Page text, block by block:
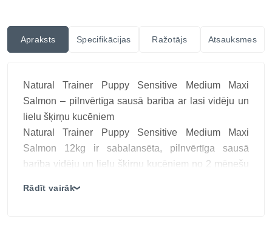
Apraksts Specifikācijas Ražotājs Atsauksmes
Natural Trainer Puppy Sensitive Medium Maxi
Salmon – pilnvērtīga sausā barība ar lasi vidēju un
lielu šķirņu kucēniem
Natural Trainer Puppy Sensitive Medium Maxi
Salmon 12kg ir sabalansēta, pilnvērtīga sausā
barība vidēju un lielu šķirņu kucēniem no 2 mēnešu
Rādīt vairāk❯